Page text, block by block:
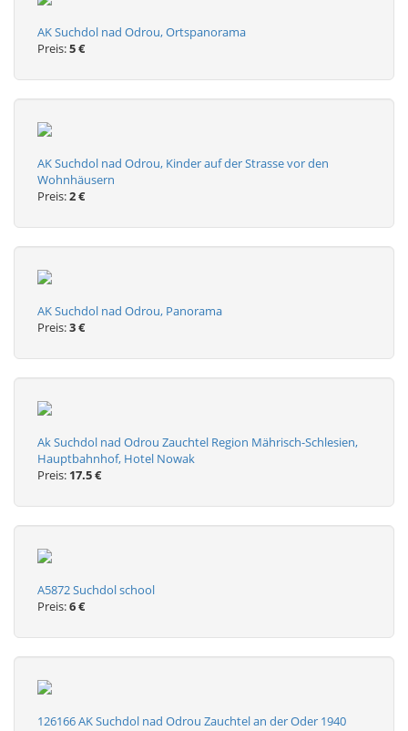
AK Suchdol nad Odrou, Ortspanorama
Preis:5 €
AK Suchdol nad Odrou, Kinder auf der Strasse vor den
Wohnhäusern
Preis:2 €
AK Suchdol nad Odrou, Panorama
Preis:3 €
Ak Suchdol nad Odrou Zauchtel Region Mährisch-Schlesien,
Hauptbahnhof, Hotel Nowak
Preis: 17.5 €
A5872 Suchdol school
Preis:6 €
126166 AK Suchdol nad Odrou Zauchtel an der Oder 1940